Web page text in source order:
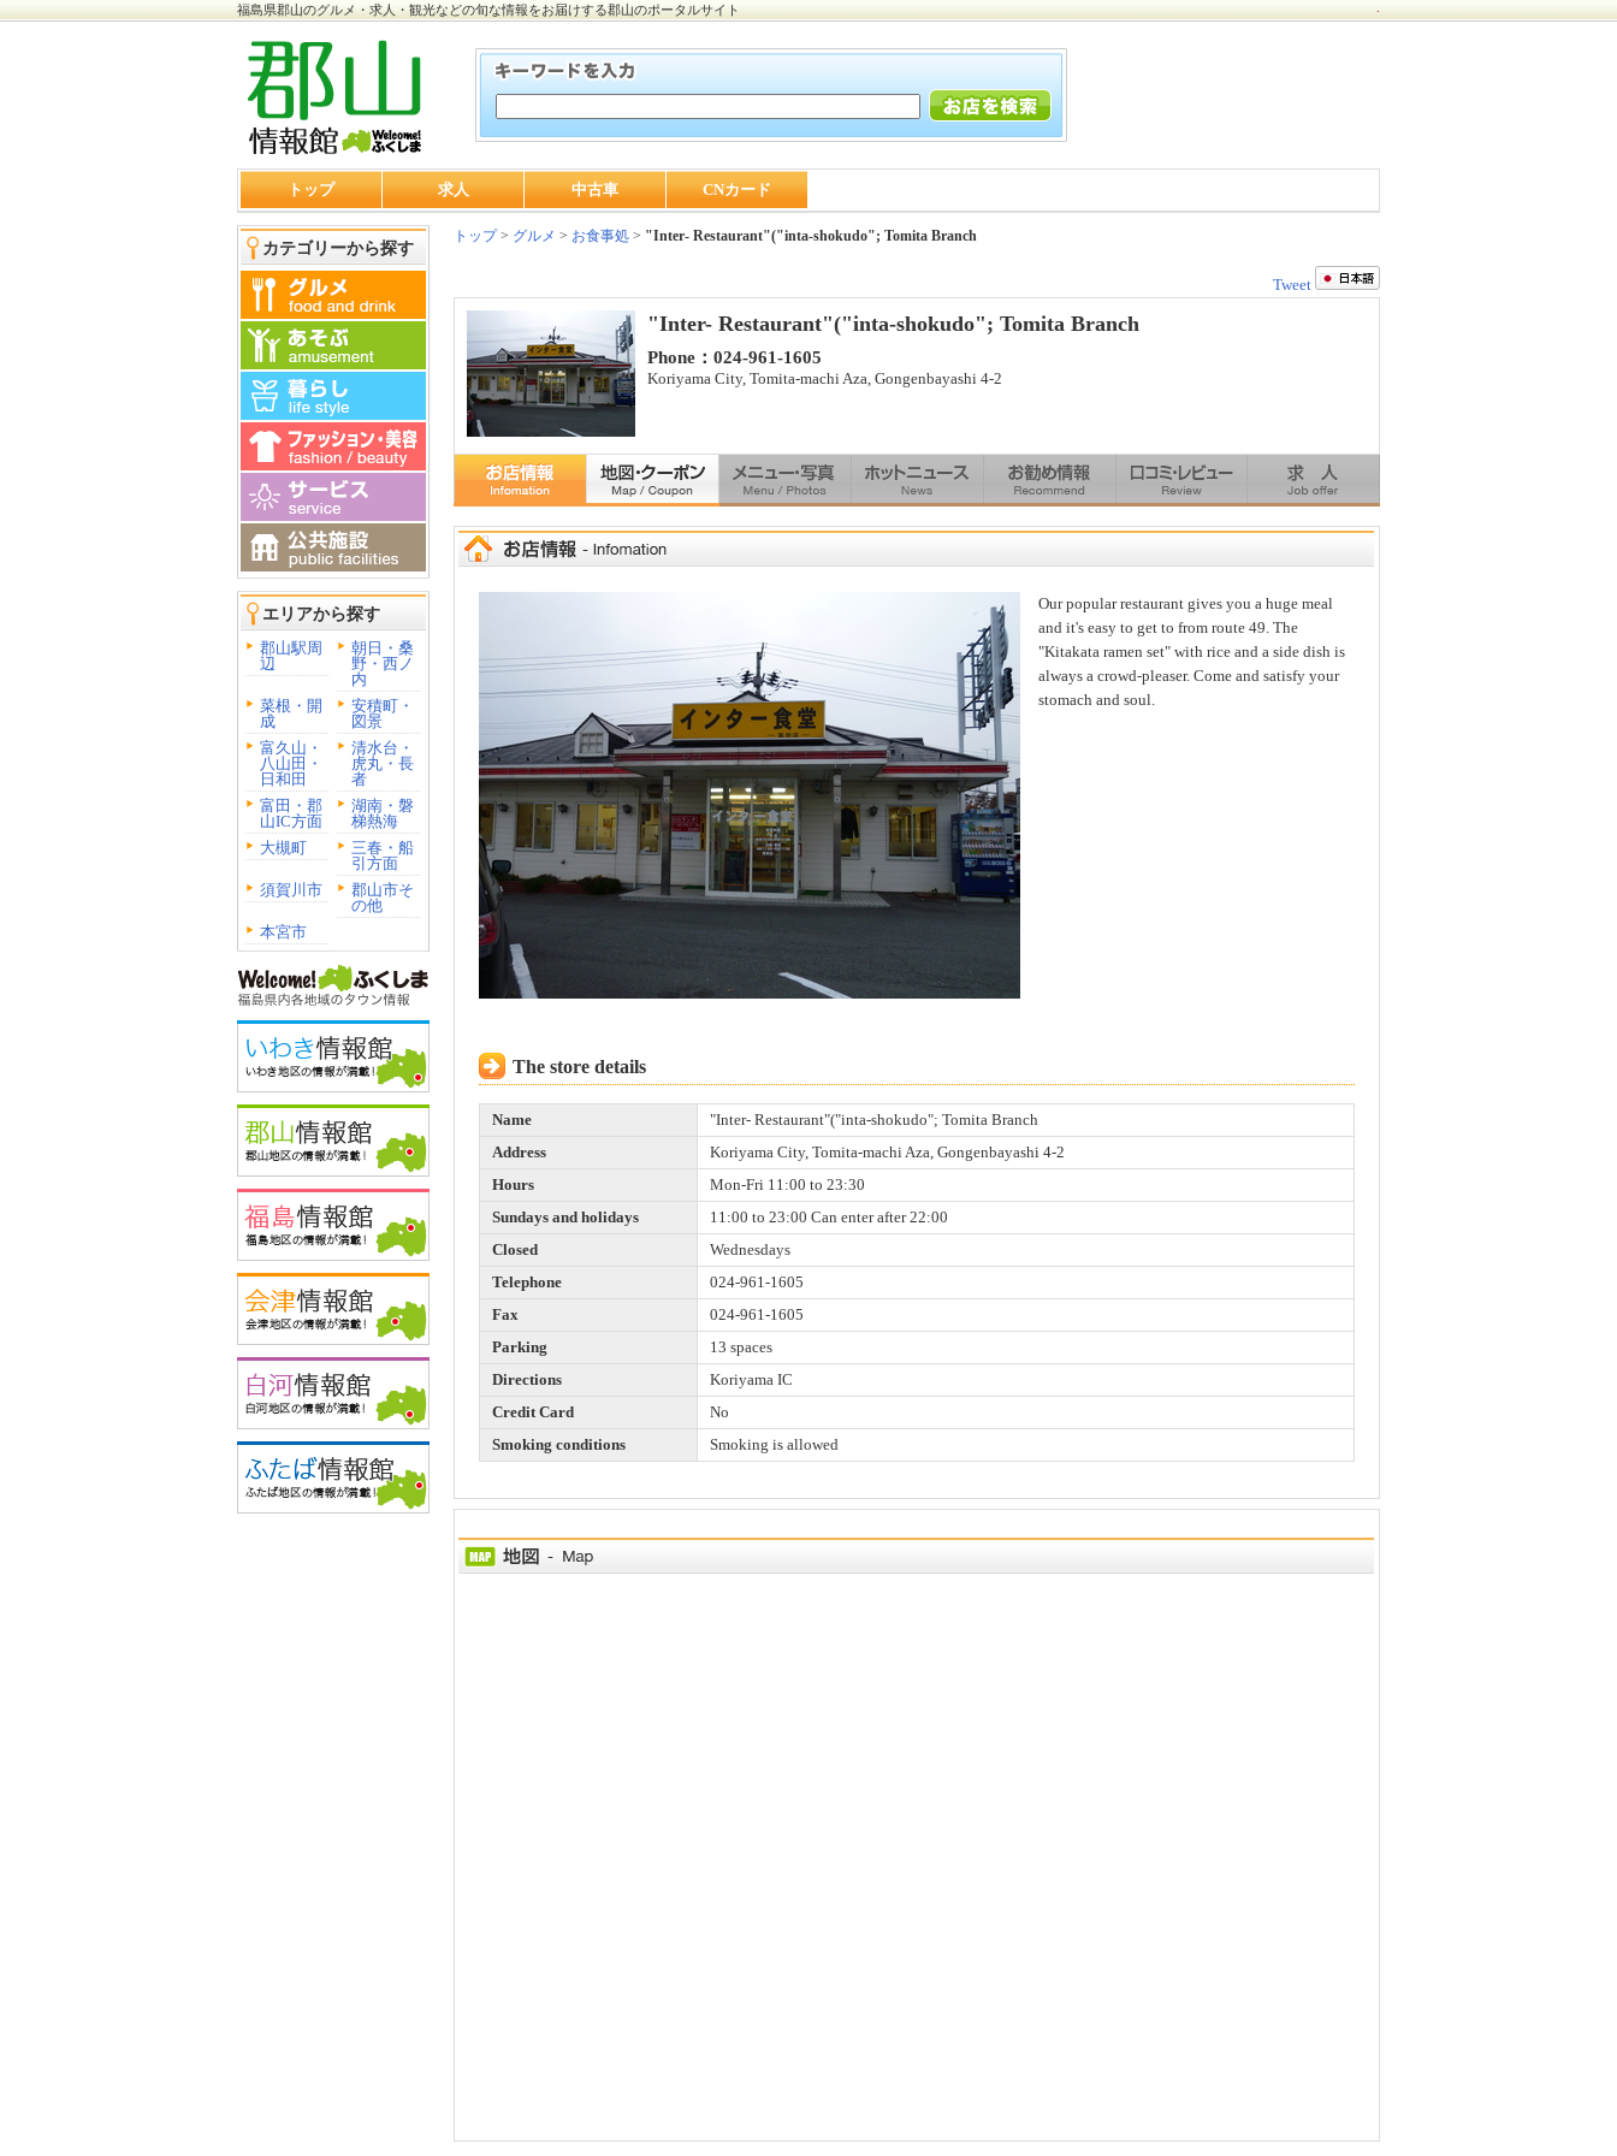
福島県郡山のグルメ・求人・観光などの旬な情報をお届けする郡山のポータルサイト
トップ 求人 中古車 CNカード
カテゴリーから探す
エリアから探す
郡山駅周
辺
朝日・桑
野・西ノ
内
菜根・開
成
安積町・
図景
富久山・
八山田・
日和田
清水台・
虎丸・長
者
富田・郡
山IC方面
湖南・磐
梯熱海
大槻町
三春・船
引方面
須賀川市
郡山市そ
の他
本宮市
トップ> グルメ > お食事処 > "Inter- Restaurant"("inta-shokudo"; Tomita Branch
Tweet
"Inter- Restaurant"("inta-shokudo"; Tomita Branch
Phone：024-961-1605
Koriyama City, Tomita-machi Aza, Gongenbayashi 4-2
Our popular restaurant gives you a huge meal
and it's easy to get to from route 49. The
"Kitakata ramen set" with rice and a side dish is
always a crowd-pleaser. Come and satisfy your
stomach and soul.
The store details
Name
"Inter- Restaurant"("inta-shokudo"; Tomita Branch
Address
Koriyama City, Tomita-machi Aza, Gongenbayashi 4-2
Hours
Mon-Fri 11:00 to 23:30
Sundays and holidays
11:00 to 23:00 Can enter after 22:00
Closed
Wednesdays
Telephone
024-961-1605
Fax
024-961-1605
Parking
13 spaces
Directions
Koriyama IC
Credit Card
No
Smoking conditions
Smoking is allowed